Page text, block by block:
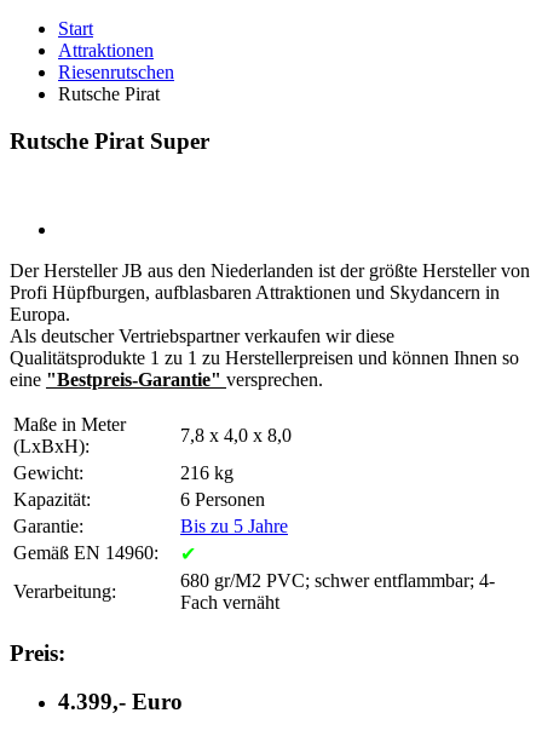
Start
Attraktionen
Riesenrutschen
Rutsche Pirat
Rutsche Pirat Super
Der Hersteller JB aus den Niederlanden ist der größte Hersteller von
Profi Hüpfburgen, aufblasbaren Attraktionen und Skydancern in
Europa.
Als deutscher Vertriebspartner verkaufen wir diese
Qualitätsprodukte 1 zu 1 zu Herstellerpreisen und können Ihnen so
eine "Bestpreis-Garantie" versprechen.
Maße in Meter
(LxBxH):
7,8 x 4,0 x 8,0
Gewicht:
216 kg
Kapazität:
6 Personen
Garantie:
Bis zu 5 Jahre
Gemäß EN 14960:
✔
Verarbeitung:
680 gr/M2 PVC; schwer entflammbar; 4-
Fach vernäht
Preis:
4.399,- Euro